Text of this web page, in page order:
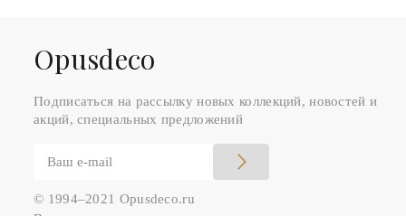
Оpusdeco
Подписаться на рассылку новых коллекций, новостей и
акций, специальных предложений
© 1994–2021 Opusdeco.ru